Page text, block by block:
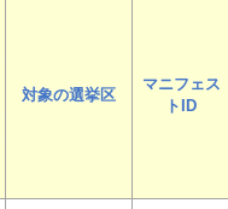
対象の選挙区
マニフェス
トID